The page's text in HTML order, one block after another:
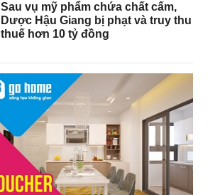
Sau vụ mỹ phẩm chứa chất cấm,
Dược Hậu Giang bị phạt và truy thu
thuế hơn 10 tỷ đồng